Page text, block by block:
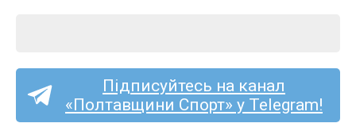
Підписуйтесь на канал
«Полтавщини Спорт» у Telegram!